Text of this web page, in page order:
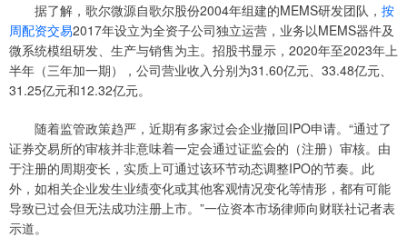
据了解，歌尔微源自歌尔股份2004年组建的MEMS研发团队， 按
周配资交易2017年设立为全资子公司独立运营，业务以MEMS器件及
微系统模组研发、生产与销售为主。招股书显示，2020年至2023年上
半年（三年加一期），公司营业收入分别为31.60亿元、33.48亿元、
31.25亿元和12.32亿元。
随着监管政策趋严，近期有多家过会企业撤回IPO申请。“通过了
证券交易所的审核并非意味着一定会通过证监会的（注册）审核。由
于注册的周期变长，实质上可通过该环节动态调整IPO的节奏。此
外，如相关企业发生业绩变化或其他客观情况变化等情形，都有可能
导致已过会但无法成功注册上市。”一位资本市场律师向财联社记者表
示道。